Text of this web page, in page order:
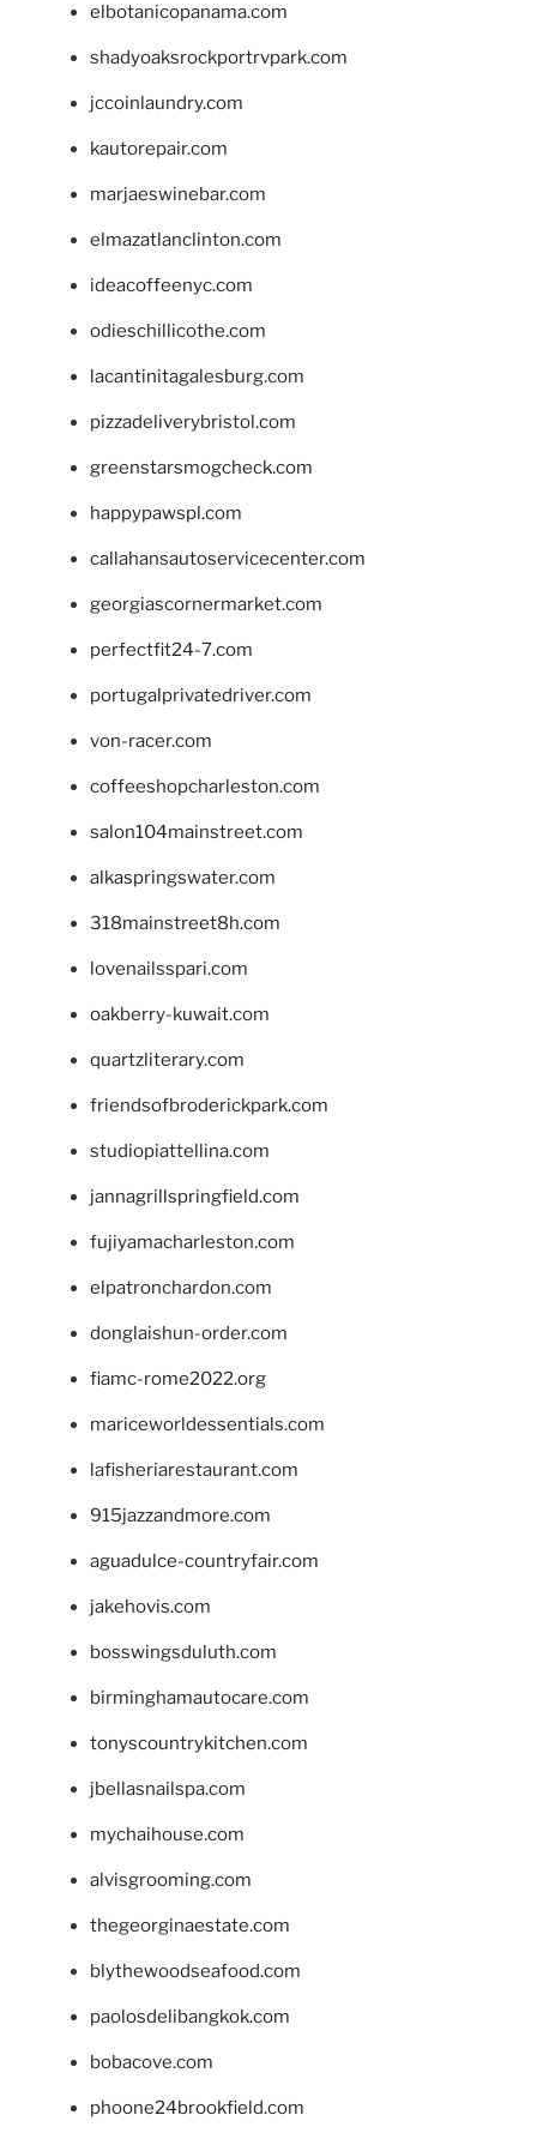
elbotanicopanama.com
shadyoaksrockportrvpark.com
jccoinlaundry.com
kautorepair.com
marjaeswinebar.com
elmazatlanclinton.com
ideacoffeenyc.com
odieschillicothe.com
lacantinitagalesburg.com
pizzadeliverybristol.com
greenstarsmogcheck.com
happypawspl.com
callahansautoservicecenter.com
georgiascornermarket.com
perfectfit24-7.com
portugalprivatedriver.com
von-racer.com
coffeeshopcharleston.com
salon104mainstreet.com
alkaspringswater.com
318mainstreet8h.com
lovenailsspari.com
oakberry-kuwait.com
quartzliterary.com
friendsofbroderickpark.com
studiopiattellina.com
jannagrillspringfield.com
fujiyamacharleston.com
elpatronchardon.com
donglaishun-order.com
fiamc-rome2022.org
mariceworldessentials.com
lafisheriarestaurant.com
915jazzandmore.com
aguadulce-countryfair.com
jakehovis.com
bosswingsduluth.com
birminghamautocare.com
tonyscountrykitchen.com
jbellasnailspa.com
mychaihouse.com
alvisgrooming.com
thegeorginaestate.com
blythewoodseafood.com
paolosdelibangkok.com
bobacove.com
phoone24brookfield.com